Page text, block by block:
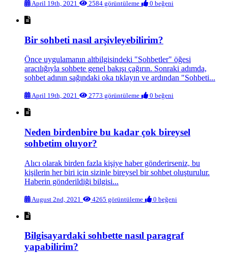
April 19th, 2021 2584 görüntüleme 0 beğeni
Bir sohbeti nasıl arşivleyebilirim?
Önce uygulamanın altbilgisindeki "Sohbetler" öğesi
aracılığıyla sohbete genel bakışı çağırın. Sonraki adımda,
sohbet adının sağındaki oka tıklayın ve ardından "Sohbeti...
April 19th, 2021 2773 görüntüleme 0 beğeni
Neden birdenbire bu kadar çok bireysel
sohbetim oluyor?
Alıcı olarak birden fazla kişiye haber gönderirseniz, bu
kişilerin her biri için sizinle bireysel bir sohbet oluşturulur.
Haberin gönderildiği bilgisi...
August 2nd, 2021 4265 görüntüleme 0 beğeni
Bilgisayardaki sohbette nasıl paragraf
yapabilirim?